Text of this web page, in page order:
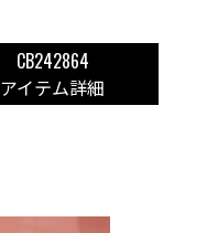
CB242864
アイテム詳細